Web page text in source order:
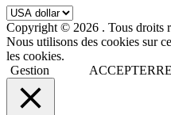
Copyright © 2026 . Tous droits
Nous utilisons des cookies sur
les cookies.
Gestion
ACCEPTER